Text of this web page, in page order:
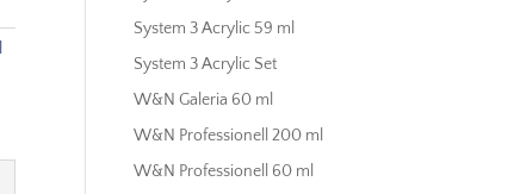
System 3 Acrylic 59 ml
System 3 Acrylic Set
W&N Galeria 60 ml
W&N Professionell 200 ml
W&N Professionell 60 ml